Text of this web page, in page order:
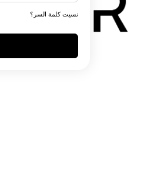
نسيت كلمة السر؟